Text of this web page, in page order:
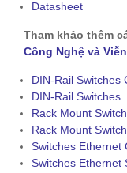
Datasheet
Tham khảo thêm
Công Nghệ và
DIN-Rail Switches
DIN-Rail Switches
Rack Mount
Rack Mount
Switches Ethernet
Switches Ethernet